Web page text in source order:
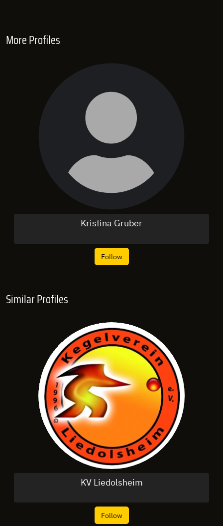
More Profiles
Kristina Gruber
Follow
Similar Profiles
KV Liedolsheim
Follow